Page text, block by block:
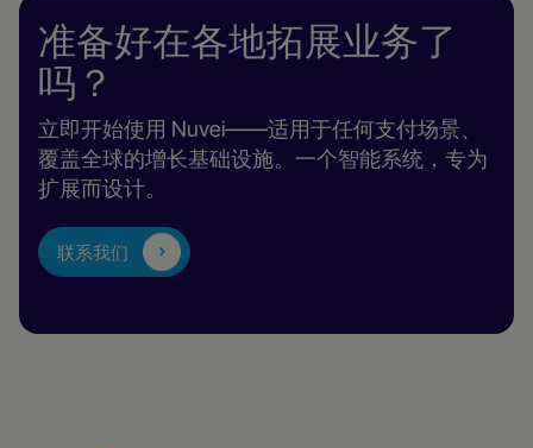
准备好在各地拓展业务了
吗？
立即开始使用 Nuvei——适用于任何支付场景、
覆盖全球的增长基础设施。一个智能系统，专为
扩展而设计。
联系我们